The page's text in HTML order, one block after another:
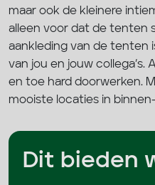
maar ook de kleinere
alleen voor dat de tenten
aankleding van de tenten
van jou en jouw
en toe hard doorwerken.
mooiste locaties in
Dit bieden